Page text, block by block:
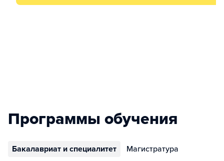
Программы обучения
Бакалавриат и специалитет Магистратура